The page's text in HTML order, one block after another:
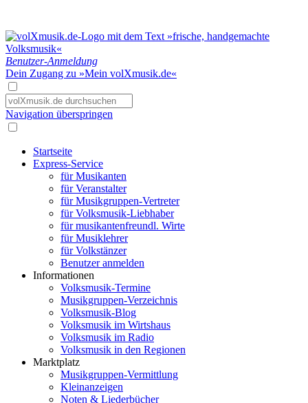
Benutzer-Anmeldung
Dein Zugang zu »Mein volXmusik.de«
Navigation überspringen
Startseite
Express-Service
für Musikanten
für Veranstalter
für Musikgruppen-Vertreter
für Volksmusik-Liebhaber
für musikantenfreundl. Wirte
für Musiklehrer
für Volkstänzer
Benutzer anmelden
Informationen
Volksmusik-Termine
Musikgruppen-Verzeichnis
Volksmusik-Blog
Volksmusik im Wirtshaus
Volksmusik im Radio
Volksmusik in den Regionen
Marktplatz
Musikgruppen-Vermittlung
Kleinanzeigen
Noten & Liederbücher